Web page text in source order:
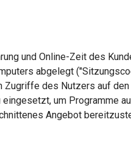
und Online-Zeit des
abgelegt
des Nutzers auf
um Programme
Angebot